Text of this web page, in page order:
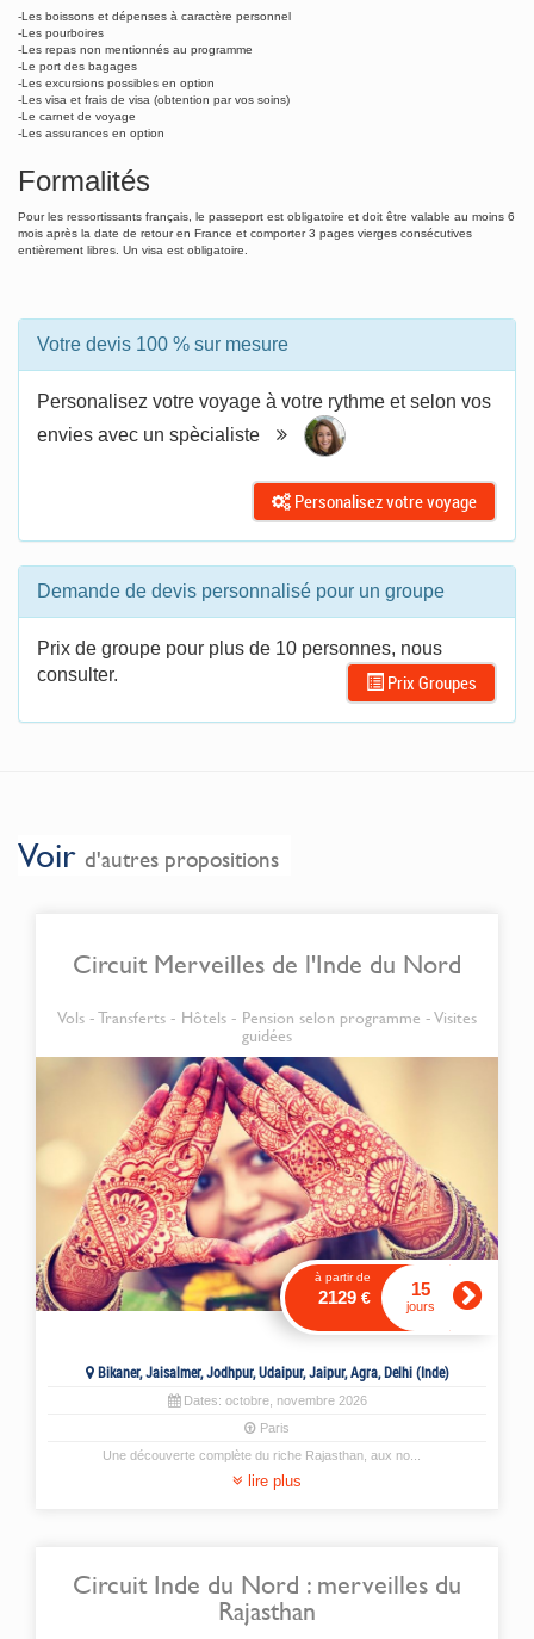
-Les boissons et dépenses à caractère personnel
-Les pourboires
-Les repas non mentionnés au programme
-Le port des bagages
-Les excursions possibles en option
-Les visa et frais de visa (obtention par vos soins)
-Le carnet de voyage
-Les assurances en option
Formalités
Pour les ressortissants français, le passeport est obligatoire et doit être valable au moins 6
mois après la date de retour en France et comporter 3 pages vierges consécutives
entièrement libres. Un visa est obligatoire.
Votre devis 100 % sur mesure
Personalisez votre voyage à votre rythme et selon vos
envies avec un spècialiste
Personalisez votre voyage
Demande de devis personnalisé pour un groupe
Prix de groupe pour plus de 10 personnes, nous
consulter.
Prix Groupes
Voir d'autres propositions
Circuit Merveilles de l'Inde du Nord
Vols - Transferts - Hôtels - Pension selon programme - Visites
guidées
à partir de
2129€ 15
jours
Bikaner, Jaisalmer, Jodhpur, Udaipur, Jaipur, Agra, Delhi (Inde)
Dates: octobre, novembre2026
Paris
Une découverte complète du riche Rajasthan, aux no
lire plus
Circuit Inde du Nord : merveilles du
Rajasthan